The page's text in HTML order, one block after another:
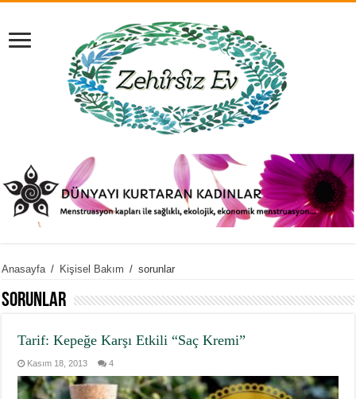
Anasayfa / Kişisel Bakım / sorunlar
sorunlar
Tarif: Kepeğe Karşı Etkili “Saç Kremi”
Kasım 18, 2013 4